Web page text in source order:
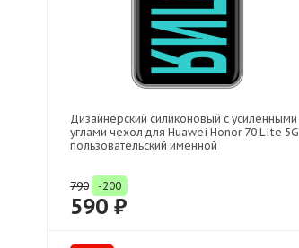
Дизайнерский силиконовый с усиленными
углами чехол для Huawei Honor 70 Lite 5G
пользовательский именной
790 -200
590 ₽